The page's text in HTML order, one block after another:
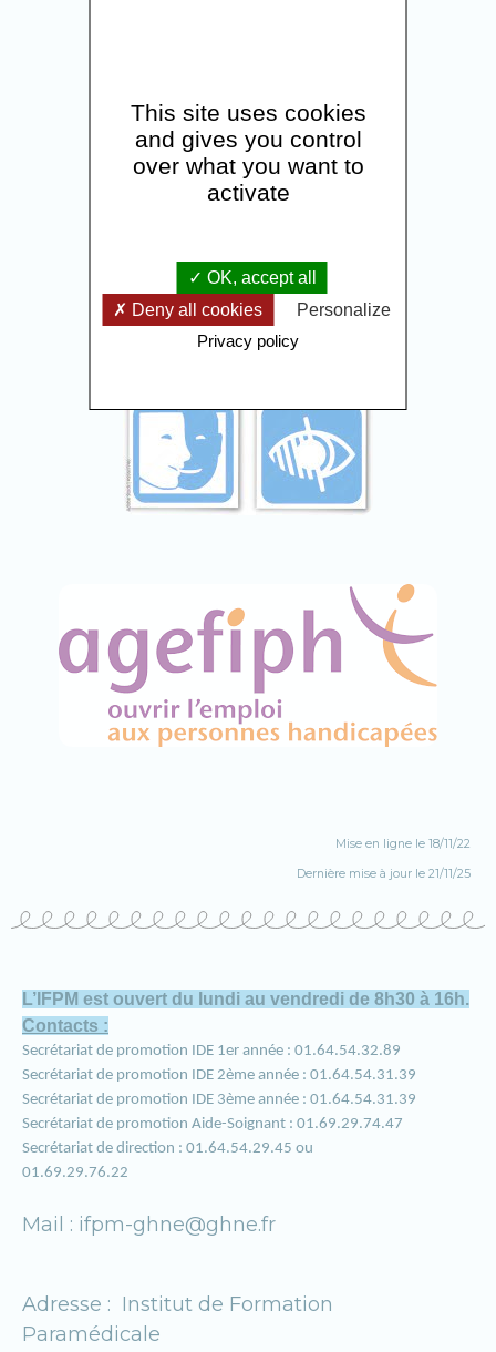
Mise en ligne le 18/11/22
Dernière mise à jour le 21/11/25
L’IFPM est ouvert du lundi au vendredi de 8h30 à 16h.
Contacts :
Secrétariat de promotion IDE 1er année : 01.64.54.32.89
Secrétariat de promotion IDE 2ème année : 01.64.54.31.39
Secrétariat de promotion IDE 3ème année : 01.64.54.31.39
Secrétariat de promotion Aide-Soignant : 01.69.29.74.47
Secrétariat de direction : 01.64.54.29.45 ou
01.69.29.76.22
Mail : ifpm-ghne@ghne.fr
Adresse : Institut de Formation
Paramédicale
This site uses cookies
and gives you control
over what you want to
activate
OK, accept all
Deny all cookies
Personalize
Privacy policy